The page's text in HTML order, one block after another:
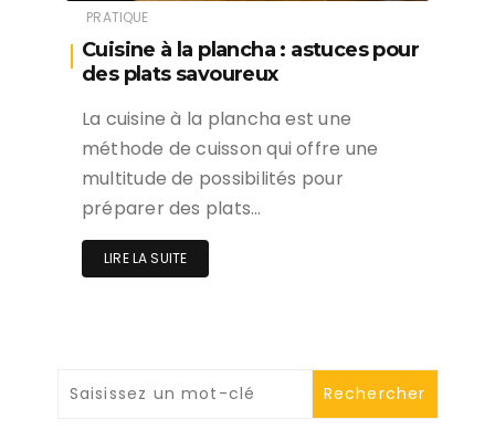
PRATIQUE
Cuisine à la plancha : astuces pour
des plats savoureux
La cuisine à la plancha est une
méthode de cuisson qui offre une
multitude de possibilités pour
préparer des plats…
LIRE LA SUITE